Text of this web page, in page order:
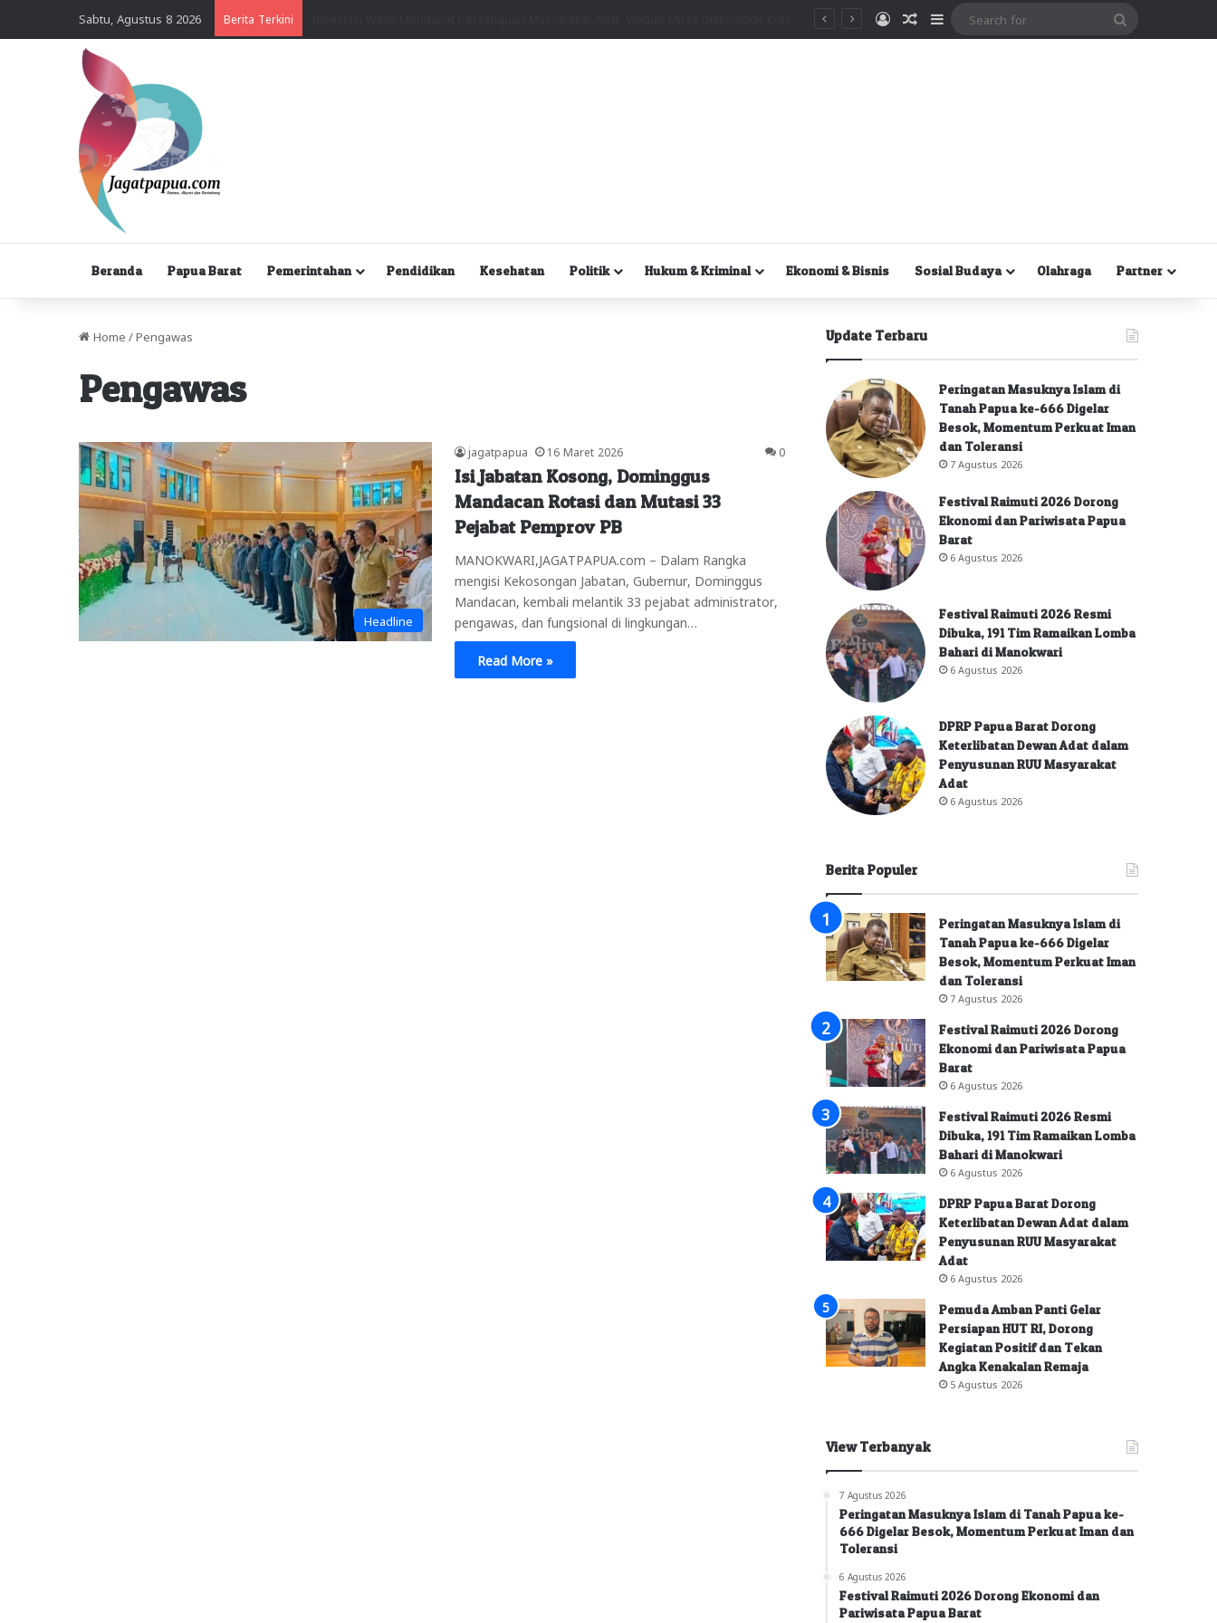
Sabtu, Agustus 8 2026 Berita Terkini MasukRandom Article
Sidebar
Beranda Papua Barat Pemerintahan Pendidikan Kesehatan Politik Hukum & Kriminal Ekonomi & Bisnis Sosial Budaya Olahraga Partner
Home / Pengawas
Pengawas
Headline
jagatpapua 16 Maret 2026 0
Isi Jabatan Kosong, Dominggus
Mandacan Rotasi dan Mutasi 33
Pejabat Pemprov PB
MANOKWARI,JAGATPAPUA.com – Dalam Rangka
mengisi Kekosongan Jabatan, Gubernur, Dominggus
Mandacan, kembali melantik 33 pejabat administrator,
pengawas, dan fungsional di lingkungan…
Read More »
Update Terbaru
Peringatan Masuknya Islam di
Tanah Papua ke-666 Digelar
Besok, Momentum Perkuat Iman
dan Toleransi
7 Agustus 2026
Festival Raimuti 2026 Dorong
Ekonomi dan Pariwisata Papua
Barat
6 Agustus 2026
Festival Raimuti 2026 Resmi
Dibuka, 191 Tim Ramaikan Lomba
Bahari di Manokwari
6 Agustus 2026
DPRP Papua Barat Dorong
Keterlibatan Dewan Adat dalam
Penyusunan RUU Masyarakat
Adat
6 Agustus 2026
Berita Populer
Peringatan Masuknya Islam di
Tanah Papua ke-666 Digelar
Besok, Momentum Perkuat Iman
dan Toleransi
7 Agustus 2026
Festival Raimuti 2026 Dorong
Ekonomi dan Pariwisata Papua
Barat
6 Agustus 2026
Festival Raimuti 2026 Resmi
Dibuka, 191 Tim Ramaikan Lomba
Bahari di Manokwari
6 Agustus 2026
DPRP Papua Barat Dorong
Keterlibatan Dewan Adat dalam
Penyusunan RUU Masyarakat
Adat
6 Agustus 2026
Pemuda Amban Panti Gelar
Persiapan HUT RI, Dorong
Kegiatan Positif dan Tekan
Angka Kenakalan Remaja
5 Agustus 2026
View Terbanyak
7 Agustus 2026
Peringatan Masuknya Islam di Tanah Papua ke-
666 Digelar Besok, Momentum Perkuat Iman dan
Toleransi
6 Agustus 2026
Festival Raimuti 2026 Dorong Ekonomi dan
Pariwisata Papua Barat